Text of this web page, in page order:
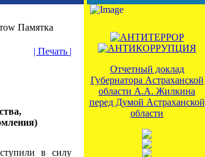
Памятка
| Печать |
в силу
Отчетный доклад
Губернатора Астраханской
области А.А. Жилкина
перед Думой Астраханской
области